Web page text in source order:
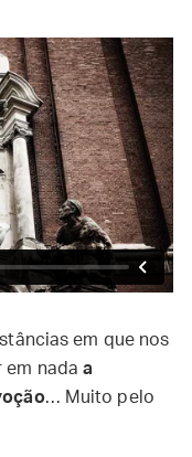
em que nos
em nadaa
… Muito pelo